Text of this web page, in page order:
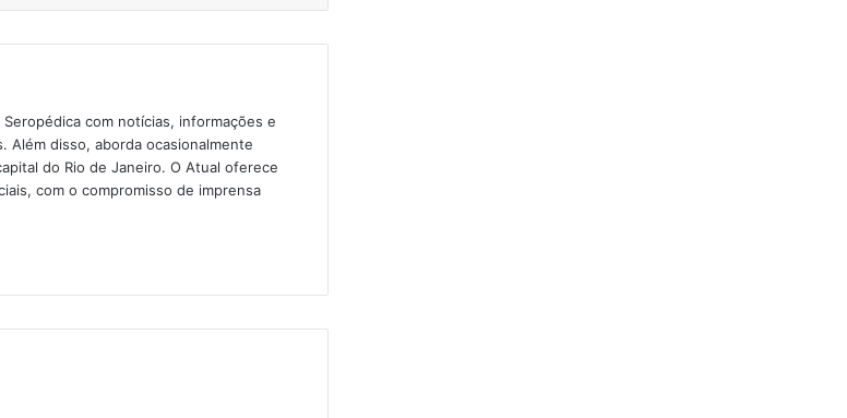
com notícias, informações e
Além disso, aborda ocasionalmente
do Rio de Janeiro. O Atual oferece
com o compromisso de imprensa